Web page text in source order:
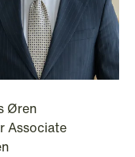
Øren
Associate